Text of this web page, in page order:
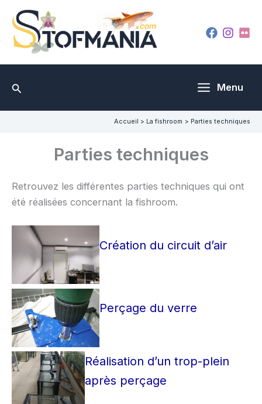
contenu
Rechercher Menu
Accueil La fishroom Parties techniques
Parties techniques
Retrouvez les différentes parties techniques qui ont
été réalisées concernant la fishroom.
Création du circuit d’air
Perçage du verre
Réalisation d’un trop-plein
après perçage